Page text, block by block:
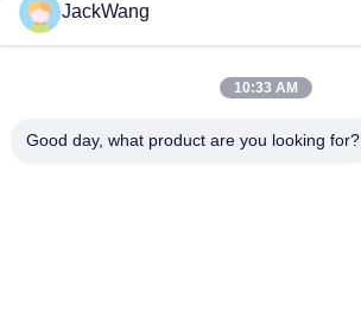
JackWang
10:33 AM
Good day, what product are you looking for?